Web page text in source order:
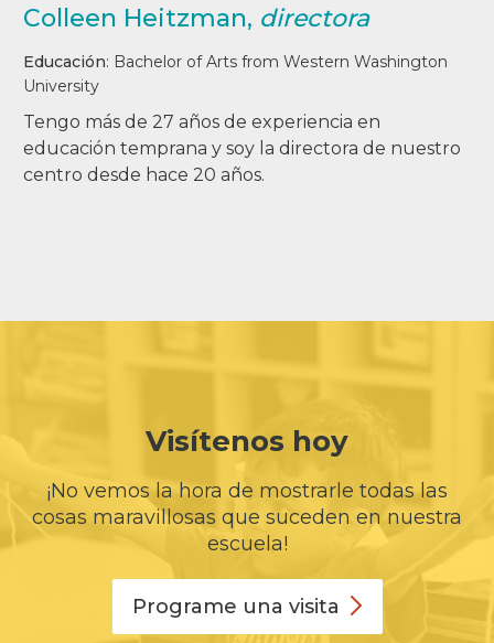
Colleen Heitzman, directora
Educación: Bachelor of Arts from Western Washington
University
Tengo más de 27 años de experiencia en
educación temprana y soy la directora de nuestro
centro desde hace 20 años.
Visítenos hoy
¡No vemos la hora de mostrarle todas las
cosas maravillosas que suceden en nuestra
escuela!
Programe una visita